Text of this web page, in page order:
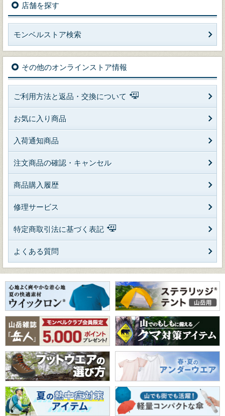
店舗を探す
モンベルストア検索
その他のオンラインストア情報
ご利用方法と返品・交換について
お気に入り商品
入荷通知商品
注文商品の確認・キャンセル
商品購入履歴
修理サービス
特定商取引法に基づく表記
よくある質問